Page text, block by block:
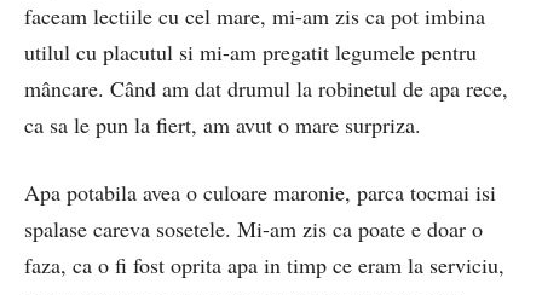
faceam lectiile cu cel mare, mi-am zis ca pot imbina
utilul cu placutul si mi-am pregatit legumele pentru
mâncare. Când am dat drumul la robinetul de apa rece,
ca sa le pun la fiert, am avut o mare surpriza.
Apa potabila avea o culoare maronie, parca tocmai isi
spalase careva sosetele. Mi-am zis ca poate e doar o
faza, ca o fi fost oprita apa in timp ce eram la serviciu,